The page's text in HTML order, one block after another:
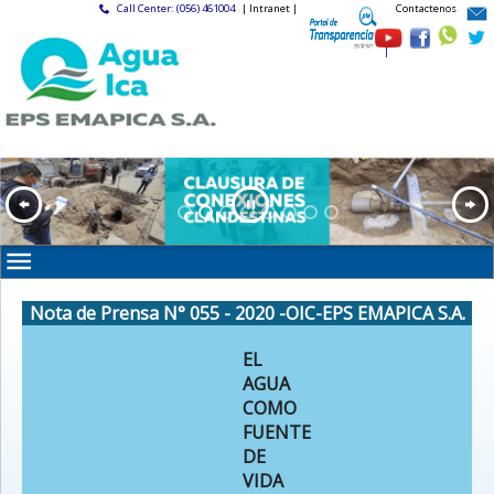
Call Center: (056) 461004 | Intranet |
|
Contactenos
Nota de Prensa N° 055 - 2020 -OIC-EPS EMAPICA S.A.
EL
AGUA
COMO
FUENTE
DE
VIDA